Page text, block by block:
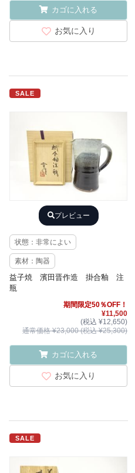
カゴに入れる
お気に入り
SALE
プレビュー
状態：非常によい
素材：陶器
益子焼 濱田晋作造 掛合釉 注
瓶
期間限定50％OFF！
¥11,500
(税込 ¥12,650)
通常価格 ¥23,000 (税込 ¥25,300)
カゴに入れる
お気に入り
SALE